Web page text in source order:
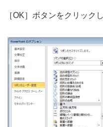
［OK］ボタンをクリック